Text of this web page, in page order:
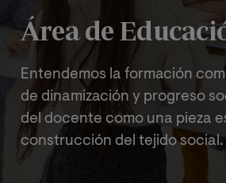
Área de
Entendemos la formación
de dinamización y progreso
del docente como una pieza
construcción del tejido social.